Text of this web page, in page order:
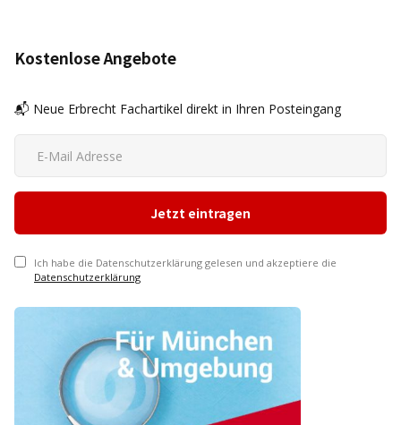
Kostenlose Angebote
📬 Neue Erbrecht Fachartikel direkt in Ihren Posteingang
Ich habe die Datenschutzerklärung gelesen und akzeptiere die
Datenschutzerklärung